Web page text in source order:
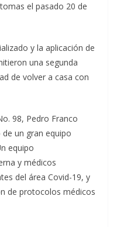
el pasado 20 de
y la aplicación de
una segunda
de volver a casa con
98, Pedro Franco
un gran equipo
equipo
y médicos
del área Covid-19, y
de protocolos médicos